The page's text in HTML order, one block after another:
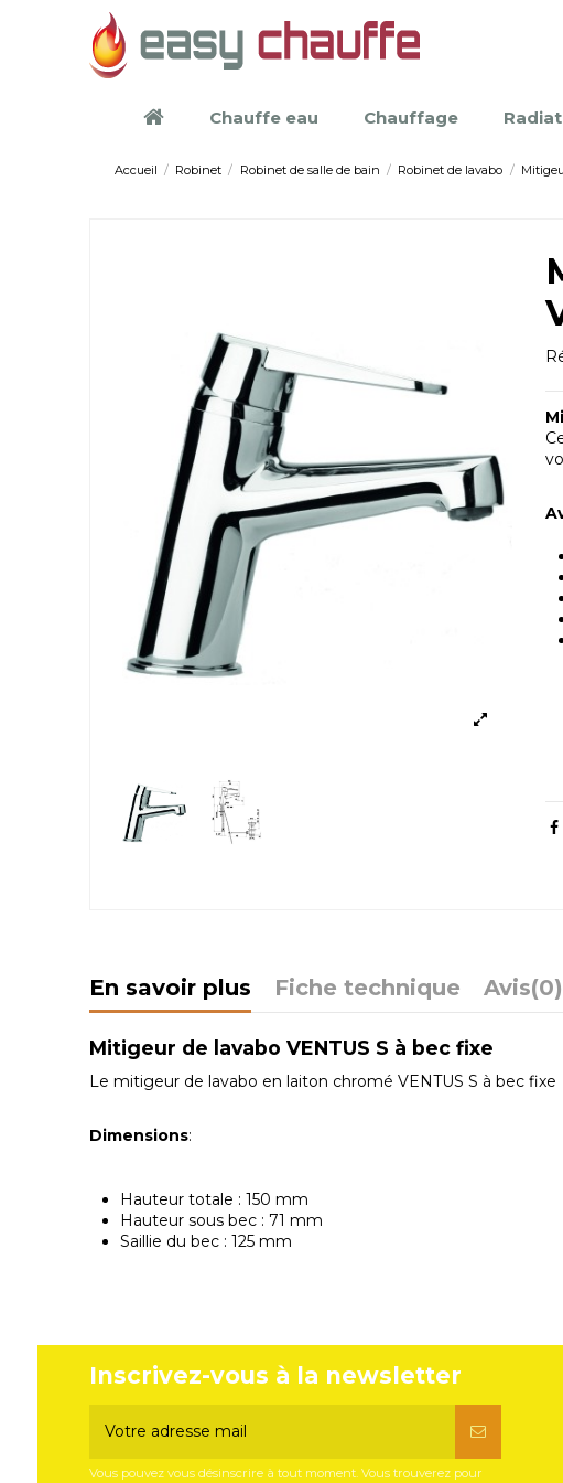
Chauffe eau Chauffage
Accueil Robinet Robinet de salle de bain Robinet de lavabo
En savoir plus Fiche technique Avis(0)
Mitigeur de lavabo VENTUS S à bec fixe
Le mitigeur de lavabo en laiton chromé VENTUS S à bec
Dimensions:
Hauteur totale : 150 mm
Hauteur sous bec : 71 mm
Saillie du bec : 125 mm
Inscrivez-vous à la newsletter
Vous pouvez vous désinscrire à tout moment. Vous trouverez pour